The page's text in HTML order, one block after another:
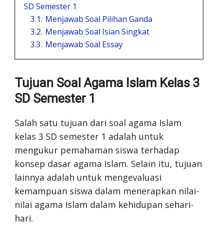
SD Semester 1
3.1. Menjawab Soal Pilihan Ganda
3.2. Menjawab Soal Isian Singkat
3.3. Menjawab Soal Essay
Tujuan Soal Agama Islam Kelas 3
SD Semester 1
Salah satu tujuan dari soal agama Islam
kelas 3 SD semester 1 adalah untuk
mengukur pemahaman siswa terhadap
konsep dasar agama Islam. Selain itu, tujuan
lainnya adalah untuk mengevaluasi
kemampuan siswa dalam menerapkan nilai-
nilai agama Islam dalam kehidupan sehari-
hari.